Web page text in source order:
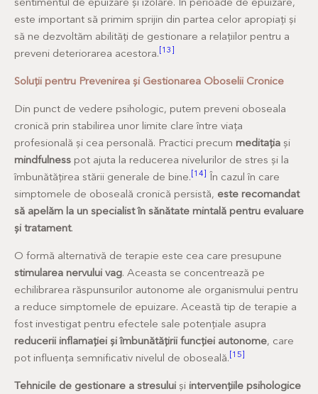
este important să primim sprijin din partea celor apropiați și
să ne dezvoltăm abilități de gestionare a relațiilor pentru a
preveni deteriorarea acestora. [13]
Soluții pentru Prevenirea și Gestionarea Oboselii Cronice
Din punct de vedere psihologic, putem preveni oboseala
cronică prin stabilirea unor limite clare între viața
profesională și cea personală. Practici precum meditația și
mindfulness pot ajuta la reducerea nivelurilor de stres și la
îmbunătățirea stării generale de bine. [14] În cazul în care
simptomele de oboseală cronică persistă, este recomandat
să apelăm la un specialist în sănătate mintală pentru evaluare
și tratament.
O formă alternativă de terapie este cea care presupune
stimularea nervului vag. Aceasta se concentrează pe
echilibrarea răspunsurilor autonome ale organismului pentru
a reduce simptomele de epuizare. Această tip de terapie a
fost investigat pentru efectele sale potențiale asupra
reducerii inflamației și îmbunătățirii funcției autonome, care
pot influența semnificativ nivelul de oboseală. [15]
Tehnicile de gestionare a stresului și intervențiile psihologice